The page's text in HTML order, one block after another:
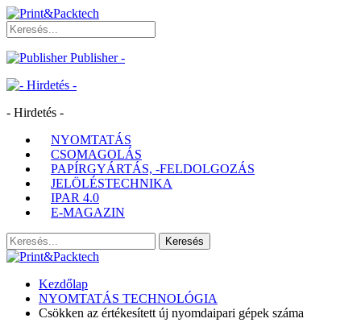
Publisher -
- Hirdetés -
NYOMTATÁS
CSOMAGOLÁS
PAPÍRGYÁRTÁS, -FELDOLGOZÁS
JELÖLÉSTECHNIKA
IPAR 4.0
E-MAGAZIN
Kezdőlap
NYOMTATÁS TECHNOLÓGIA
Csökken az értékesített új nyomdaipari gépek száma